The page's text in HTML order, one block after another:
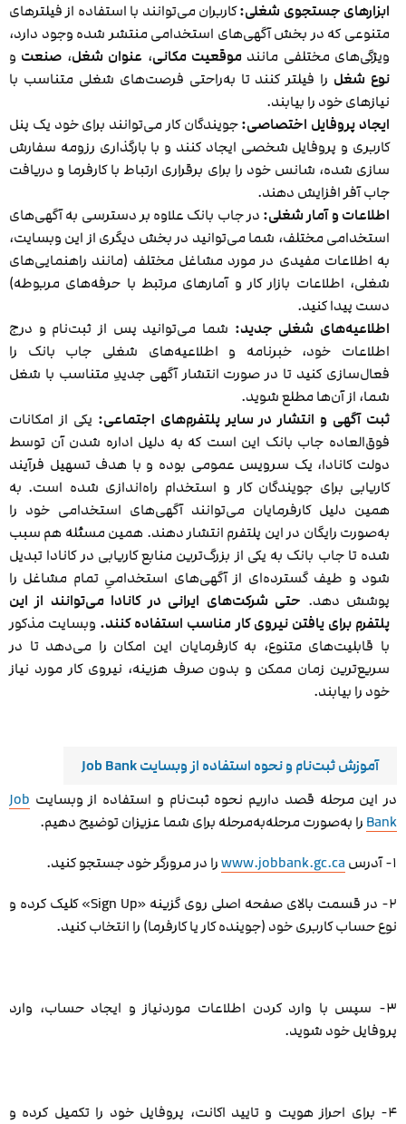
ابزارهای جستجوی شغلی:کاربران می‌توانند با استفاده از فیلترهای
متنوعی که در بخش آگهی‌های استخدامی منتشر شده وجود دارد،
ویژگی‌های مختلفی مانند موقعیت مکانی، عنوان شغل، صنعت و
نوع شغل را فیلتر کنند تا به‌راحتی فرصت‌های شغلی متناسب با
نیازهای خود را بیابند.
ایجاد پروفایل اختصاصی:جویندگان کار می‌توانند برای خود یک پنل
کاربری و پروفایل شخصی ایجاد کنند و با بارگذاری رزومه سفارش
سازی شده، شانس خود را برای برقراری ارتباط با کارفرما و دریافت
جاب آفر افزایش دهند.
اطلاعات و آمار شغلی: در جاب بانک علاوه بر دسترسی به آگهی‌های
استخدامی مختلف، شما می‌توانید در بخش دیگری از این وبسایت،
به اطلاعات مفیدی در مورد مشاغل مختلف (مانند راهنمایی‌های
شغلی، اطلاعات بازار کار و آمارهای مرتبط با حرفه‌های مربوطه)
دست پیدا کنید.
اطلاعیه‌های شغلی جدید: شما می‌توانید پس از ثبت‌نام و درج
اطلاعات خود، خبرنامه و اطلاعیه‌های شغلی جاب بانک را
فعال‌سازی کنید تا در صورت انتشار آگهی جدیدِ متناسب با شغل
شما، از آن‌ها مطلع شوید.
ثبت آگهی و انتشار در سایر پلتفرم‌های اجتماعی: یکی از امکانات
فوق‌العاده جاب بانک این است که به دلیل اداره شدن آن توسط
دولت کانادا، یک سرویس عمومی بوده و با هدف تسهیل فرآیند
کاریابی برای جویندگان کار و استخدام راه‌اندازی شده است. به
همین دلیل کارفرمایان می‌توانند آگهی‌های استخدامی خود را
به‌صورت رایگان در این پلتفرم انتشار دهند. همین مسئله هم سبب
شده تا جاب بانک به یکی از بزرگ‌ترین منابع کاریابی در کانادا تبدیل
شود و طیف گسترده‌ای از آگهی‌های استخدامیِ تمام مشاغل را
پوشش دهد. حتی شرکت‌های ایرانی در کانادا می‌توانند از این
پلتفرم برای یافتن نیروی کار مناسب استفاده کنند. وبسایت مذکور
با قابلیت‌های متنوع، به کارفرمایان این امکان را می‌دهد تا در
سریع‌ترین زمان ممکن و بدون صرف هزینه، نیروی کار مورد نیاز
خود را بیابند.
آموزش ثبت‌نام و نحوه استفاده از وبسایت Job Bank
در این مرحله قصد داریم نحوه ثبت‌نام و استفاده از وبسایت Job
Bank را به‌صورت مرحله‌به‌مرحله برای شما عزیزان توضیح دهیم.
۱- آدرس www.jobbank.gc.caرا در مرورگر خود جستجو کنید.
۲- در قسمت بالای صفحه اصلی روی گزینه «Sign Up» کلیک کرده و
نوع حساب کاربری خود (جوینده کار یا کارفرما) را انتخاب کنید.
۳- سپس با وارد کردن اطلاعات موردنیاز و ایجاد حساب، وارد
پروفایل خود شوید‌.
۴- برای احراز هویت و تایید اکانت، پروفایل خود را تکمیل کرده و